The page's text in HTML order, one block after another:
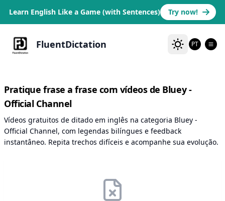
Learn English Like a Game (with Sentences) Try now!
FluentDictation PT
Pratique frase a frase com vídeos de Bluey -
Official Channel
Vídeos gratuitos de ditado em inglês na categoria Bluey -
Official Channel, com legendas bilíngues e feedback
instantâneo. Repita trechos difíceis e acompanhe sua evolução.